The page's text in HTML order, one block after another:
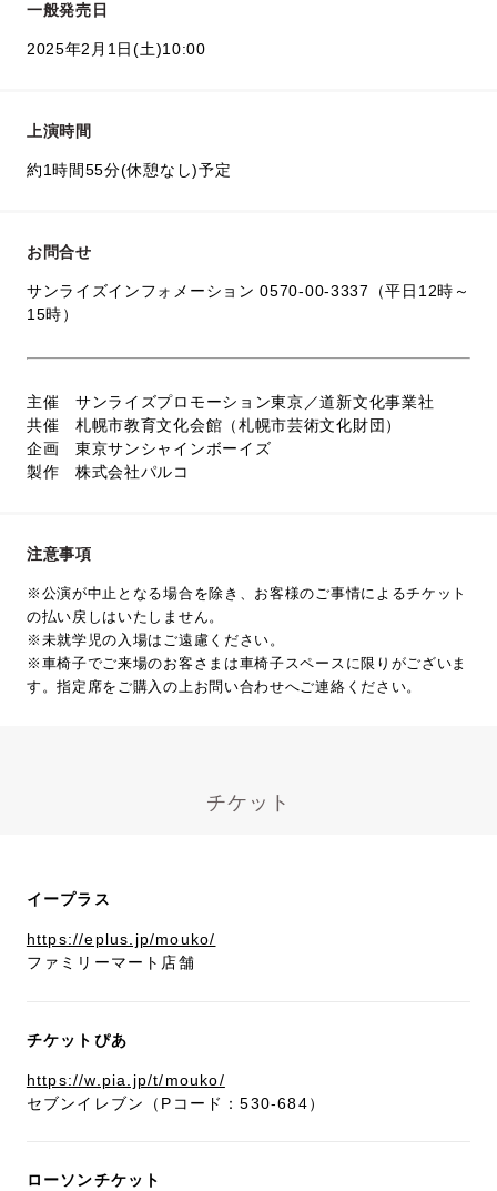
一般発売日
2025年2月1日(土)10:00
上演時間
約1時間55分(休憩なし)予定
お問合せ
サンライズインフォメーション 0570-00-3337（平日12時～
15時）
主催 サンライズプロモーション東京／道新文化事業社
共催 札幌市教育文化会館（札幌市芸術文化財団）
企画 東京サンシャインボーイズ
製作 株式会社パルコ
注意事項
※公演が中止となる場合を除き、お客様のご事情によるチケット
の払い戻しはいたしません。
※未就学児の入場はご遠慮ください。
※車椅子でご来場のお客さまは車椅子スペースに限りがございま
す。指定席をご購入の上お問い合わせへご連絡ください。
チケット
イープラス
https://eplus.jp/mouko/
ファミリーマート店舗
チケットぴあ
https://w.pia.jp/t/mouko/
セブンイレブン（Pコード：530-684）
ローソンチケット